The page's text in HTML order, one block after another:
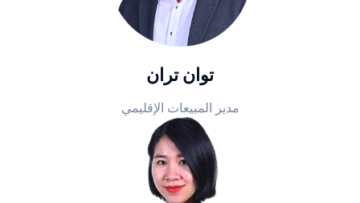
توان تران
مدير المبيعات الإقليمي